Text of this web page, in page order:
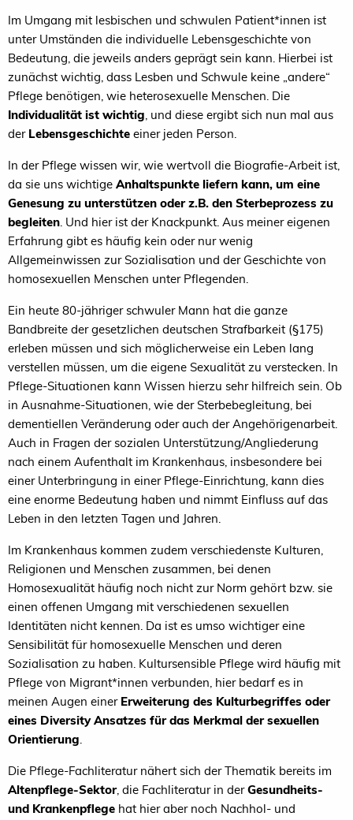
Im Umgang mit lesbischen und schwulen Patient*innen ist
unter Umständen die individuelle Lebensgeschichte von
Bedeutung, die jeweils anders geprägt sein kann. Hierbei ist
zunächst wichtig, dass Lesben und Schwule keine „andere“
Pflege benötigen, wie heterosexuelle Menschen. Die
Individualität ist wichtig, und diese ergibt sich nun mal aus
der Lebensgeschichte einer jeden Person.
In der Pflege wissen wir, wie wertvoll die Biografie-Arbeit ist,
da sie uns wichtige Anhaltspunkte liefern kann, um eine
Genesung zu unterstützen oder z.B. den Sterbeprozess zu
begleiten. Und hier ist der Knackpunkt. Aus meiner eigenen
Erfahrung gibt es häufig kein oder nur wenig
Allgemeinwissen zur Sozialisation und der Geschichte von
homosexuellen Menschen unter Pflegenden.
Ein heute 80-jähriger schwuler Mann hat die ganze
Bandbreite der gesetzlichen deutschen Strafbarkeit (§175)
erleben müssen und sich möglicherweise ein Leben lang
verstellen müssen, um die eigene Sexualität zu verstecken. In
Pflege-Situationen kann Wissen hierzu sehr hilfreich sein. Ob
in Ausnahme-Situationen, wie der Sterbebegleitung, bei
dementiellen Veränderung oder auch der Angehörigenarbeit.
Auch in Fragen der sozialen Unterstützung/Angliederung
nach einem Aufenthalt im Krankenhaus, insbesondere bei
einer Unterbringung in einer Pflege-Einrichtung, kann dies
eine enorme Bedeutung haben und nimmt Einfluss auf das
Leben in den letzten Tagen und Jahren.
Im Krankenhaus kommen zudem verschiedenste Kulturen,
Religionen und Menschen zusammen, bei denen
Homosexualität häufig noch nicht zur Norm gehört bzw. sie
einen offenen Umgang mit verschiedenen sexuellen
Identitäten nicht kennen. Da ist es umso wichtiger eine
Sensibilität für homosexuelle Menschen und deren
Sozialisation zu haben. Kultursensible Pflege wird häufig mit
Pflege von Migrant*innen verbunden, hier bedarf es in
meinen Augen einer Erweiterung des Kulturbegriffes oder
eines Diversity Ansatzes für das Merkmal der sexuellen
Orientierung.
Die Pflege-Fachliteratur nähert sich der Thematik bereits im
Altenpflege-Sektor, die Fachliteratur in derGesundheits-
und Krankenpflege hat hier aber noch Nachhol- und